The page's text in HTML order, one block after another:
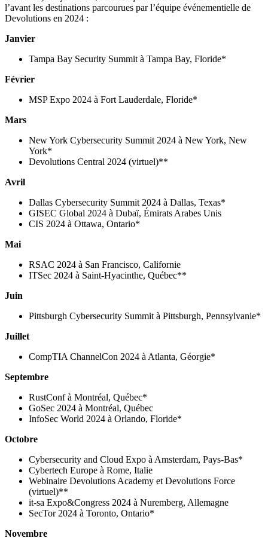
l’avant les destinations parcourues par l’équipe événementielle de
Devolutions en 2024 :
Janvier
Tampa Bay Security Summit à Tampa Bay, Floride*
Février
MSP Expo 2024 à Fort Lauderdale, Floride*
Mars
New York Cybersecurity Summit 2024 à New York, New
York*
Devolutions Central 2024 (virtuel)**
Avril
Dallas Cybersecurity Summit 2024 à Dallas, Texas*
GISEC Global 2024 à Dubaï, Émirats Arabes Unis
CIS 2024 à Ottawa, Ontario*
Mai
RSAC 2024 à San Francisco, Californie
ITSec 2024 à Saint-Hyacinthe, Québec**
Juin
Pittsburgh Cybersecurity Summit à Pittsburgh, Pennsylvanie*
Juillet
CompTIA ChannelCon 2024 à Atlanta, Géorgie*
Septembre
RustConf à Montréal, Québec*
GoSec 2024 à Montréal, Québec
InfoSec World 2024 à Orlando, Floride*
Octobre
Cybersecurity and Cloud Expo à Amsterdam, Pays-Bas*
Cybertech Europe à Rome, Italie
Webinaire Devolutions Academy et Devolutions Force
(virtuel)**
it-sa Expo&Congress 2024 à Nuremberg, Allemagne
SecTor 2024 à Toronto, Ontario*
Novembre